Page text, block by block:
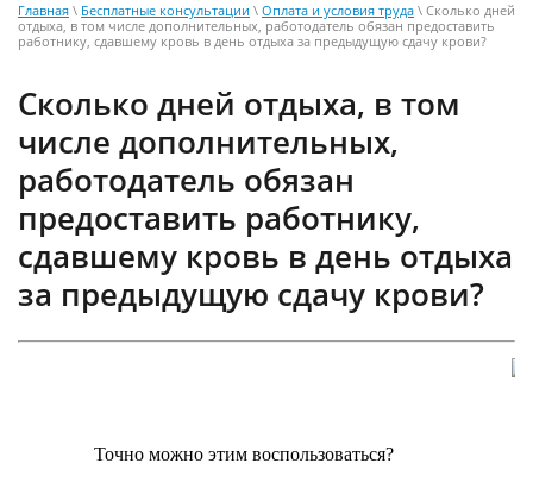
Главная \ Бесплатные консультации \ Оплата и условия труда \ Сколько дней
отдыха, в том числе дополнительных, работодатель обязан предоставить
работнику, сдавшему кровь в день отдыха за предыдущую сдачу крови?
Сколько дней отдыха, в том
числе дополнительных,
работодатель обязан
предоставить работнику,
сдавшему кровь в день отдыха
за предыдущую сдачу крови?
Точно можно этим воспользоваться?